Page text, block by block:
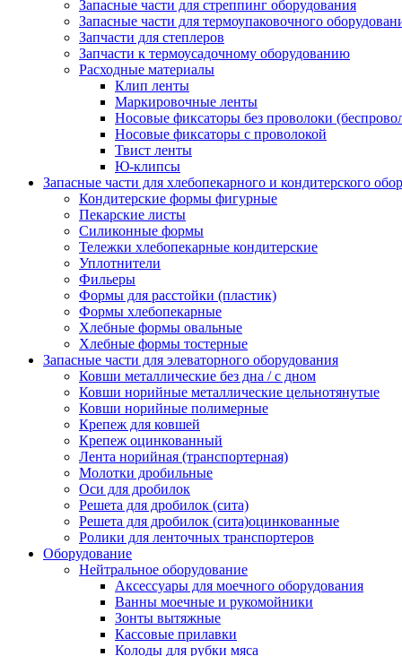
Запасные части для стреппинг оборудования
Запасные части для термоупаковочного
Запчасти для степлеров
Запчасти к термоусадочному оборудованию
Расходные материалы
Клип ленты
Маркировочные ленты
Носовые фиксаторы без проволоки
Носовые фиксаторы с проволокой
Твист ленты
Ю-клипсы
Запасные части для хлебопекарного и кондитерского
Кондитерские формы фигурные
Пекарские листы
Силиконные формы
Тележки хлебопекарные кондитерские
Уплотнители
Фильеры
Формы для расстойки (пластик)
Формы хлебопекарные
Хлебные формы овальные
Хлебные формы тостерные
Запасные части для элеваторного оборудования
Ковши металлические без дна / с дном
Ковши норийные металлические цельнотянутые
Ковши норийные полимерные
Крепеж для ковшей
Крепеж оцинкованный
Лента норийная (транспортерная)
Молотки дробильные
Оси для дробилок
Решета для дробилок (сита)
Решета для дробилок (сита)оцинкованные
Ролики для ленточных транспортеров
Оборудование
Нейтральное оборудование
Аксессуары для моечного оборудования
Ванны моечные и рукомойники
Зонты вытяжные
Кассовые прилавки
Колоды для рубки мяса